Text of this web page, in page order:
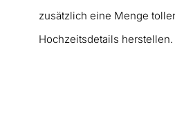
zusätzlich eine Menge
Hochzeitsdetails herstellen.